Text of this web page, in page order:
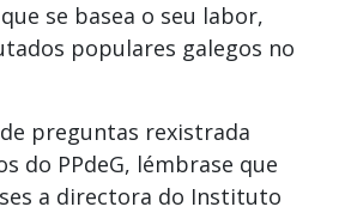
se basea o seu labor,
populares galegos no
preguntas rexistrada
do PPdeG, lémbrase que
a directora do Instituto